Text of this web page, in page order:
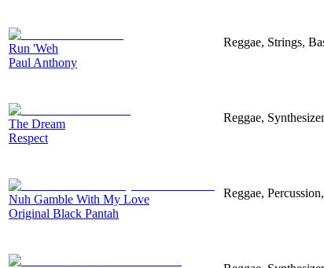
Run 'Weh
Paul Anthony
Reggae, Strings,
The Dream
Respect
Reggae,
Nuh Gamble With My Love
Original Black Pantah
Reggae,